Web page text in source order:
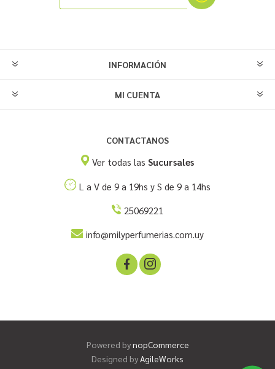
INFORMACIÓN
MI CUENTA
CONTACTANOS
Ver todas lasSucursales
L a V de 9 a 19hs y S de 9 a 14hs
25069221
info@milyperfumerias.com.uy
Powered bynopCommerce
Designed by AgileWorks